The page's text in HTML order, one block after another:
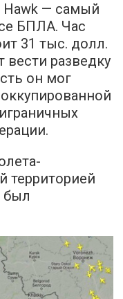
Hawk — самый
БПЛА. Час
31 тыс. долл.
разведку
он мог
территорией
был